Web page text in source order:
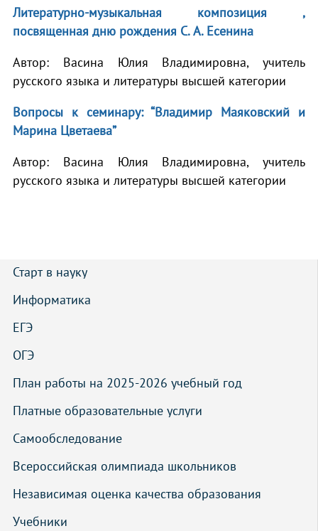
Старт в науку
Информатика
ЕГЭ
ОГЭ
План работы на 2025-2026 учебный год
Платные образовательные услуги
Самообследование
Всероссийская олимпиада школьников
Независимая оценка качества образования
Учебники
Литературно-музыкальная композиция ,
посвященная дню рождения С. А. Есенина
Автор: Васина Юлия Владимировна, учитель
русского языка и литературы высшей категории
Вопросы к семинару: “Владимир Маяковский и
Марина Цветаева”
Автор: Васина Юлия Владимировна, учитель
русского языка и литературы высшей категории